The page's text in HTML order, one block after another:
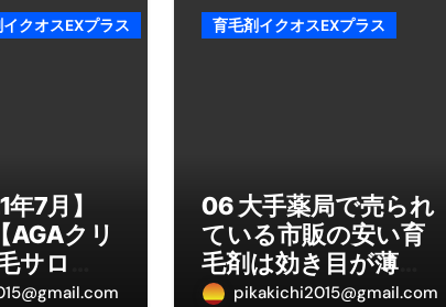
ことが、最大の感染対策になる ―
（IN MIST）とは何か──「飲む」という行為を再定
法――「ただのイベント」を一生の思い出に変える完
対応・防寒・撥水・作業用（ニトリル/ビニール）まで
さしさ・防水・充電方式まで失敗しない選び方
い・タイプ別比較・価格の考え方・失敗しないチェッ
クオスEXプラス
年7月】
AGAクリ
サロ
ング
育毛剤イクオスEXプラス
06 大手薬局で売られ
ている市販の安い育
毛剤は効き目が薄い
のか？
pikakichi2015@gmail.com